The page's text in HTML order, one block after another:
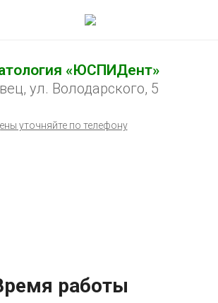
«ЮСПИДент»
ул. Володарского, 5
уточняйте по телефону
работы